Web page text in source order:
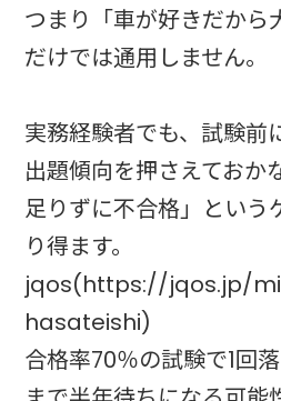
つまり「車が好きだから
だけでは通用しません。
実務経験者でも、試験前
出題傾向を押さえておか
足りずに不合格」という
り得ます。
jqos(https://jqos.jp/
hasateishi)
合格率70％の試験で1回